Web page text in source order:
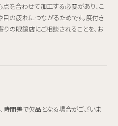
を合わせて加工する必要があり、こ
の疲れにつながるためです。度付き
の眼鏡店にご相談されることを、お
時間差で欠品となる場合がございま